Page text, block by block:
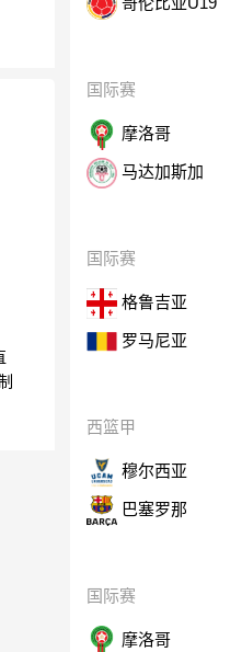
国际赛
摩洛哥
马达加斯加
国际赛
格鲁吉亚
罗马尼亚
西篮甲
穆尔西亚
巴塞罗那
国际赛
摩洛哥